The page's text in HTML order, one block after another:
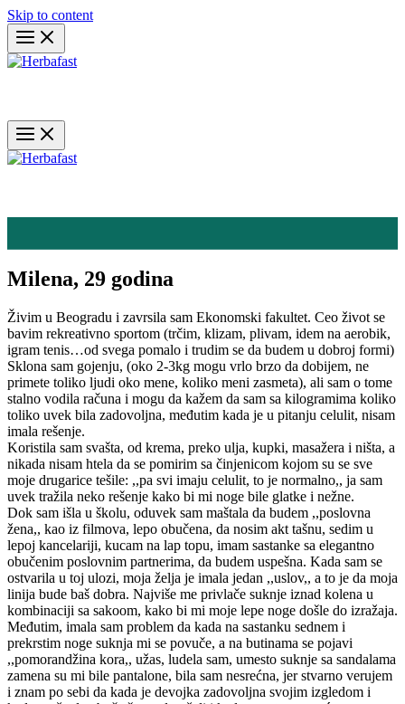
Skip to content
Milena, 29 godina
Živim u Beogradu i zavrsila sam Ekonomski fakultet. Ceo život se
bavim rekreativno sportom (trčim, klizam, plivam, idem na aerobik,
igram tenis…od svega pomalo i trudim se da budem u dobroj formi)
Sklona sam gojenju, (oko 2-3kg mogu vrlo brzo da dobijem, ne
primete toliko ljudi oko mene, koliko meni zasmeta), ali sam o tome
stalno vodila računa i mogu da kažem da sam sa kilogramima koliko
toliko uvek bila zadovoljna, međutim kada je u pitanju celulit, nisam
imala rešenje.
Koristila sam svašta, od krema, preko ulja, kupki, masažera i ništa, a
nikada nisam htela da se pomirim sa činjenicom kojom su se sve
moje drugarice tešile: ,,pa svi imaju celulit, to je normalno,, ja sam
uvek tražila neko rešenje kako bi mi noge bile glatke i nežne.
Dok sam išla u školu, oduvek sam maštala da budem ,,poslovna
žena,, kao iz filmova, lepo obučena, da nosim akt tašnu, sedim u
lepoj kancelariji, kucam na lap topu, imam sastanke sa elegantno
obučenim poslovnim partnerima, da budem uspešna. Kada sam se
ostvarila u toj ulozi, moja želja je imala jedan ,,uslov,, a to je da moja
linija bude baš dobra. Najviše me privlače suknje iznad kolena u
kombinaciji sa sakoom, kako bi mi moje lepe noge došle do izražaja.
Međutim, imala sam problem da kada na sastanku sednem i
prekrstim noge suknja mi se povuče, a na butinama se pojavi
,,pomorandžina kora,, užas, ludela sam, umesto suknje sa sandalama
zamena su mi bile pantalone, bila sam nesrećna, jer stvarno verujem
i znam po sebi da kada je devojka zadovoljna svojim izgledom i